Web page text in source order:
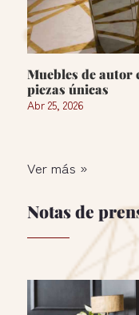
Muebles de
piezas únicas
Abr 25, 2026
Ver más »
Notas de